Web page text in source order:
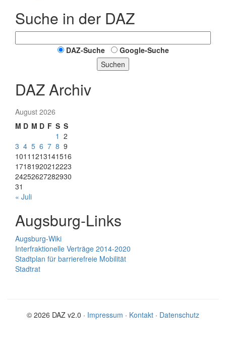
Suche in der DAZ
DAZ-Suche
Google-Suche
Suchen
DAZ Archiv
August 2026
M D M D F S S
1 2
3 4 5 6 7 8 9
1011 1213141516
17181920212223
24252627282930
31
« Juli
Augsburg-Links
Augsburg-Wiki
Interfraktionelle Verträge 2014-2020
Stadtplan für barrierefreie Mobilität
Stadtrat
© 2026 DAZ v2.0 · Impressum · Kontakt · Datenschutz